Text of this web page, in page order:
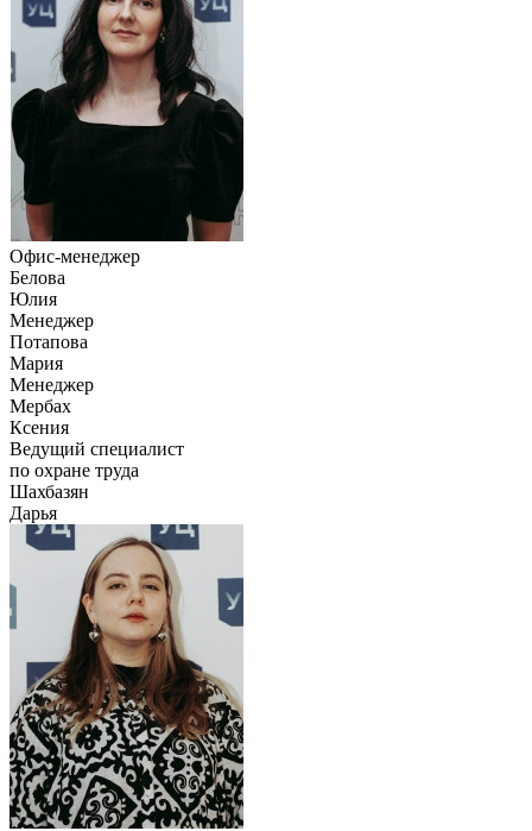
Офис-менеджер
Белова
Юлия
Менеджер
Потапова
Мария
Менеджер
Мербах
Ксения
Ведущий специалист
по охране труда
Шахбазян
Дарья